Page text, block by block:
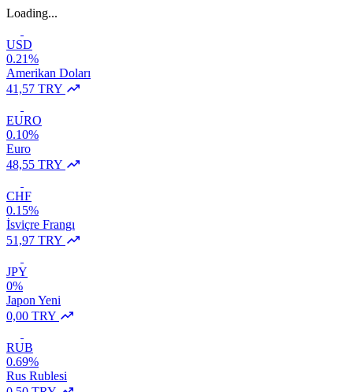
Loading...
USD
0.21%
Amerikan Doları
41,57 TRY
EURO
0.10%
Euro
48,55 TRY
CHF
0.15%
İsviçre Frangı
51,97 TRY
JPY
0%
Japon Yeni
0,00 TRY
RUB
0.69%
Rus Rublesi